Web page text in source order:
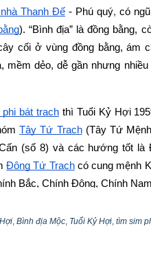
Thanh Ðế - Phú quý, có
). “Bình địa” là đồng bằng,
cối ở vùng đồng bằng, ám
mềm dẻo, dễ gần nhưng
bát trạch thì Tuổi Kỷ Hợi
Tây Tứ Trạch (Tây Tứ
(số 8) và các hướng tốt là
Đông Tứ Trạch có cung mệnh
Bắc, Chính Đông, Chính
, Bình địa Mộc, Tuổi Kỷ Hợi, tìm sim